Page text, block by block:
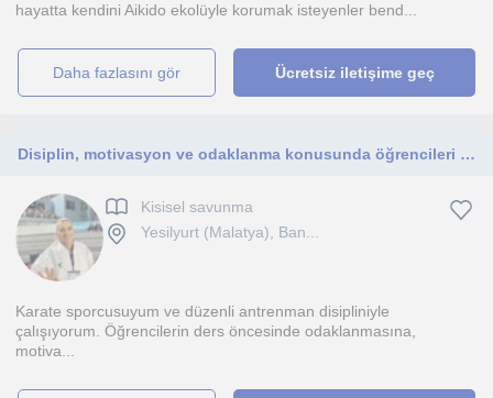
hayatta kendini Aikido ekolüyle korumak isteyenler bend...
daha fazlasını gör Ücretsiz iletişime geç
Disiplin, motivasyon ve odaklanma konusunda öğrencileri destekleyen, zihinsel blokajları çözmeye odaklı bir yol arkadaşıyım
Kisisel savunma
Yesilyurt (Malatya), Ban...
Karate sporcusuyum ve düzenli antrenman disipliniyle
çalışıyorum. Öğrencilerin ders öncesinde odaklanmasına,
motiva...